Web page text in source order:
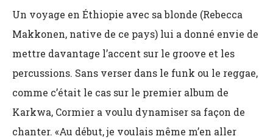
Un voyage en Éthiopie avec sa blonde (Rebecca
Makkonen, native de ce pays) lui a donné envie de
mettre davantage l’accent sur le groove et les
percussions. Sans verser dans le funk ou le reggae,
comme c’était le cas sur le premier album de
Karkwa, Cormier a voulu dynamiser sa façon de
chanter. «Au début, je voulais même m’en aller